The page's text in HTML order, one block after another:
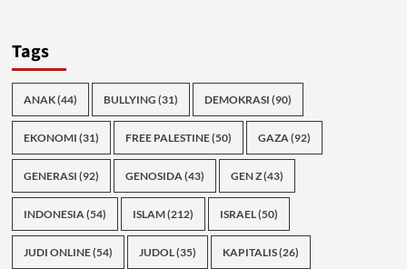
Tags
ANAK(44) BULLYING (31) DEMOKRASI (90)
EKONOMI (31) FREE PALESTINE(50) GAZA(92)
GENERASI (92) GENOSIDA(43) GEN Z(43)
INDONESIA(54) ISLAM(212) ISRAEL(50)
JUDI ONLINE(54) JUDOL(35) KAPITALIS(26)